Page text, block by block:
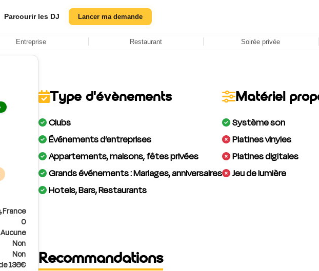
Parcourir les DJ Lancer ma demande
Entreprise Restaurant Soirée privée
France
0
Aucune
Non
Non
136€
Type d'évènements
Clubs
Événements d’entreprises
Appartements, maisons, fêtes privées
Grands événements : Mariages, anniversaires
Hotels, Bars, Restaurants
Matériel
Système son
Platines vinyles
Platines digitales
Jeu de lumière
Recommandations